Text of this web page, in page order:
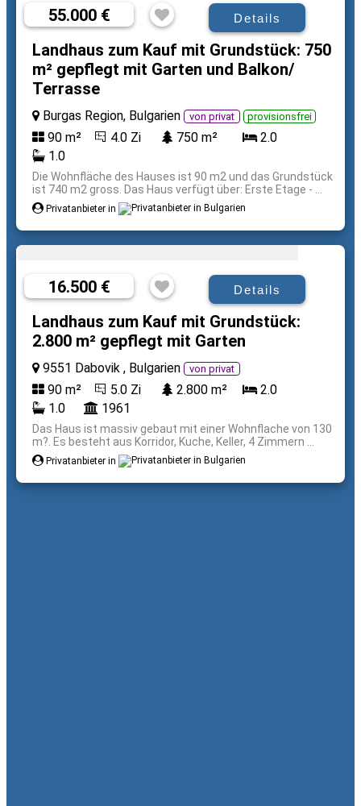
55.000 € Details
Landhaus zum Kauf mit Grundstück: 750
m² gepflegt mit Garten und Balkon/
Terrasse
Burgas Region, Bulgarien von privat provisionsfrei
90 m² 4.0 Zi 750 m²
2.0
1.0
Die Wohnfläche des Hauses ist 90 m2 und das Grundstück
ist 740 m2 gross. Das Haus verfügt über: Erste Etage - ...
Privatanbieter in
16.500 € Details
Landhaus zum Kauf mit Grundstück:
2.800 m² gepflegt mit Garten
9551 Dabovik , Bulgarien von privat
90 m² 5.0 Zi 2.800 m²
2.0
1.0
1961
Das Haus ist massiv gebaut mit einer Wohnflache von 130
m?. Es besteht aus Korridor, Kuche, Keller, 4 Zimmern ...
Privatanbieter in